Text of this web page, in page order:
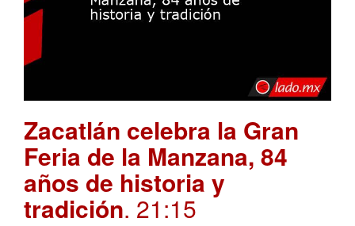
Zacatlán celebra la Gran
Feria de la Manzana, 84
años de historia y
tradición. 21:15